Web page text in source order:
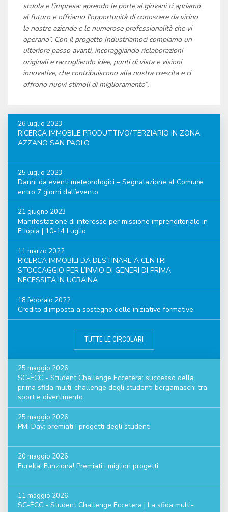
scuola e l’impresa: aprendo le porte ai giovani ci apriamo
al futuro e offriamo l'opportunità di conoscere da vicino
le nostre aziende e le numerose professionalità che vi
operano”. Con il progetto Industriamoci compiamo un
ulteriore passo avanti, incoraggiando rielaborazioni
originali e raccogliendo idee, punti di vista e visioni
innovative, che contribuiscono alla nostra crescita e ci
offrono nuovi stimoli di miglioramento”.
26 luglio 2023
RICERCA IMMOBILE PRODUTTIVO/TERZIARIO IN ZONA
AZZANO SAN PAOLO
25 luglio 2023
Danni da eventi meteorologici – Segnalazione al Comune
entro 7 giorni dall’evento
21 giugno 2023
Manifestazione di interesse per missione imprenditoriale in
Etiopia | 10-14 Luglio
11 marzo 2022
RICERCA IMMOBILI DA DESTINARE A CENTRI
STOCCAGGIO PER L’INVIO DI GENERI DI PRIMA
NECESSITÀ IN UCRAINA
18 febbraio 2022
Credito d’imposta a sostegno delle iniziative formative
TUTTE LE CIRCOLARI
25 maggio 2026
SC-ÈCC - Student Challenge Eccetera: successo della
prima sfida multi-challenge degli studenti bergamaschi tra
sport e divertimento
25 maggio 2026
PMI Day: premiati i progetti degli studenti
20 maggio 2026
Eureka! Funziona! Premiati i migliori progetti
11 maggio 2026
SC-ÈCC - Student Challenge Eccetera | La sfida multi-